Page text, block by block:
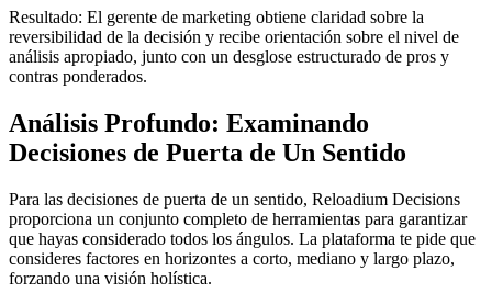
Resultado: El gerente de marketing obtiene claridad sobre la
reversibilidad de la decisión y recibe orientación sobre el nivel de
análisis apropiado, junto con un desglose estructurado de pros y
contras ponderados.
Análisis Profundo: Examinando
Decisiones de Puerta de Un Sentido
Para las decisiones de puerta de un sentido, Reloadium Decisions
proporciona un conjunto completo de herramientas para garantizar
que hayas considerado todos los ángulos. La plataforma te pide que
consideres factores en horizontes a corto, mediano y largo plazo,
forzando una visión holística.